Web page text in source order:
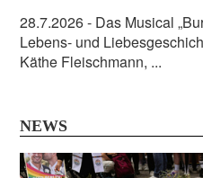
28.7.2026- Das Musical
Lebens- und
Käthe Fleischmann, ...
NEWS